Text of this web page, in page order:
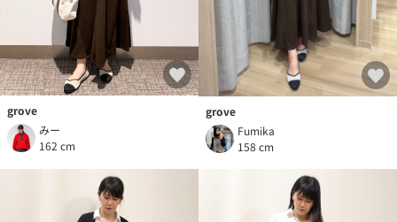
grove
みー
162 cm
grove
Fumika
158 cm